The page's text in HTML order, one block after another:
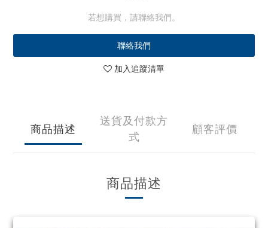
若想購買，請聯絡我們。
聯絡我們
加入追蹤清單
商品描述
送貨及付款方
式
顧客評價
商品描述